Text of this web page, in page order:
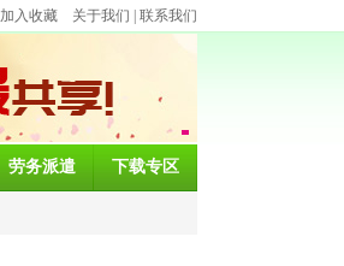
加入收藏 关于我们 联系我们
劳务派遣 下载专区